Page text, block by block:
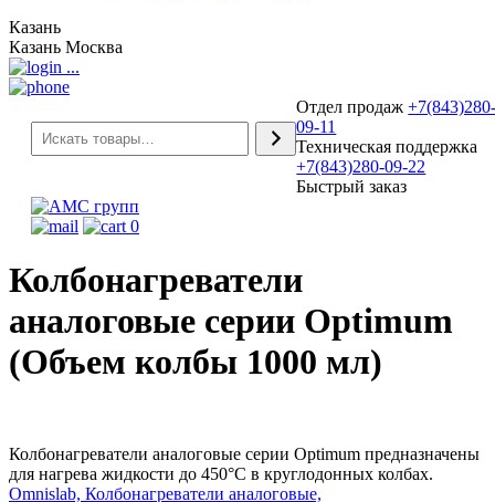
Казань
Казань Москва
...
Отдел продаж
09-11
Техническая поддержка
+7(843)280-09-22
Быстрый заказ
0
Колбонагреватели
аналоговые серии Optimum
(Объем колбы 1000 мл)
Колбонагреватели аналоговые серии Optimum предназначены
для нагрева жидкости до 450°С в круглодонных колбах.
Omnislab, Колбонагреватели аналоговые,